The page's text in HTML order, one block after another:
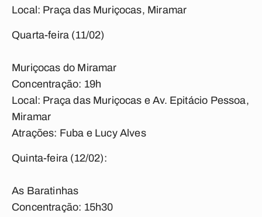
Local: Praça das Muriçocas, Miramar
Quarta-feira (11/02)
Muriçocas do Miramar
Concentração: 19h
Local: Praça das Muriçocas e Av. Epitácio Pessoa,
Miramar
Atrações: Fuba e Lucy Alves
Quinta-feira (12/02):
As Baratinhas
Concentração: 15h30